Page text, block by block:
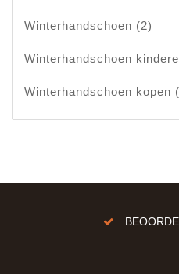
Winterhandschoen (2)
Winterhandschoen
Winterhandschoen kopen